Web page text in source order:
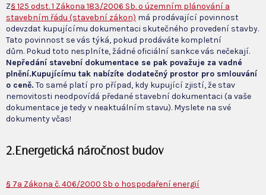
Z§ 125 odst. 1 Zákona 183/2006 Sb. o územním plánování a
stavebním řádu (stavební zákon) má prodávající povinnost
odevzdat kupujícímu dokumentaci skutečného provedení stavby.
Tato povinnost se vás týká, pokud prodáváte kompletní
dům. Pokud toto nesplníte, žádné oficiální sankce vás nečekají.
Nepředání stavební dokumentace se pak považuje za vadné
plnění.Kupujícímu tak nabízíte dodatečný prostor pro smlouvání
o ceně. To samé platí pro případ, kdy kupující zjistí, že stav
nemovitosti neodpovídá předané stavební dokumentaci (a vaše
dokumentace je tedy v neaktuálním stavu). Myslete na své
dokumenty včas!
2.Energetická náročnost budov
§ 7a Zákona č. 406/2000 Sb o hospodaření energií